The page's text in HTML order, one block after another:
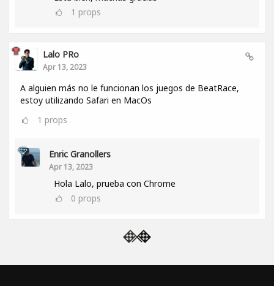
1 props
Lalo PRo
Apr 13, 2023
A alguien más no le funcionan los juegos de BeatRace,
estoy utilizando Safari en MacOs
1 props
Enric Granollers
Apr 13, 2023
Hola Lalo, prueba con Chrome
0 props